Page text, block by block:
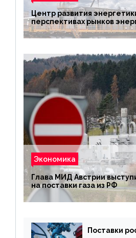
Центр развития
перспективах рынков
Экономика
Глава МИД Австрии
на поставки газа из РФ
Поставки